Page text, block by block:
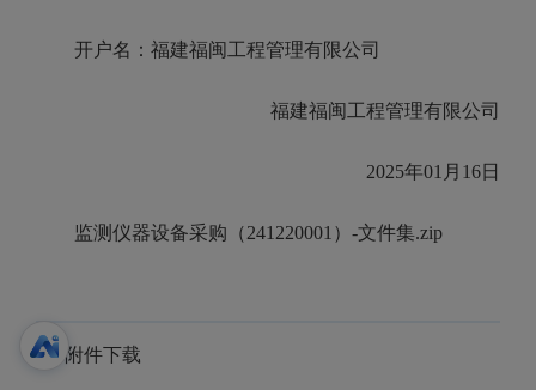
开户名：福建福闽工程管理有限公司
福建福闽工程管理有限公司
2025年01月16日
监测仪器设备采购（241220001）-文件集.zip
附件下载